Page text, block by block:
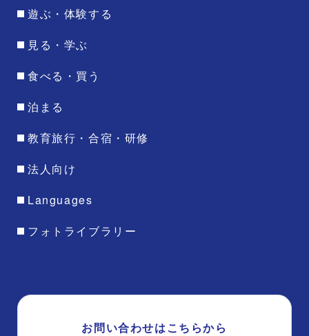
遊ぶ・体験する
見る・学ぶ
食べる・買う
泊まる
教育旅行・合宿・研修
法人向け
Languages
フォトライブラリー
お問い合わせはこちらから